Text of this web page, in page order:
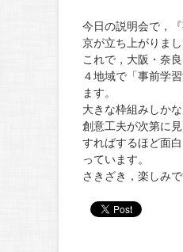
今日の説明会で，
京が立ち上がりまし
これで，大阪・奈
４地域で「事前学
ます。
大きな枠組みしか
創意工夫が次第に
すればするほど面
っています。
さきざき，楽しみで